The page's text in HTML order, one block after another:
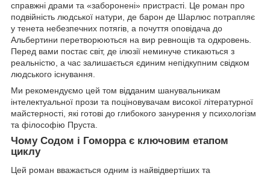
справжні драми та «заборонені» пристрасті. Це роман про
подвійність людської натури, де барон де Шарлюс потрапляє
у тенета небезпечних потягів, а почуття оповідача до
Альбертини перетворюються на вир ревнощів та одкровень.
Перед вами постає світ, де ілюзії неминуче стикаються з
реальністю, а час залишається єдиним непідкупним свідком
людського існування.
Ми рекомендуємо цей том відданим шанувальникам
інтелектуальної прози та поціновувачам високої літературної
майстерності, які готові до глибокого занурення у психологізм
та філософію Пруста.
Чому Содом і Гоморра є ключовим етапом
циклу
Цей роман вважається одним із найвідвертіших та